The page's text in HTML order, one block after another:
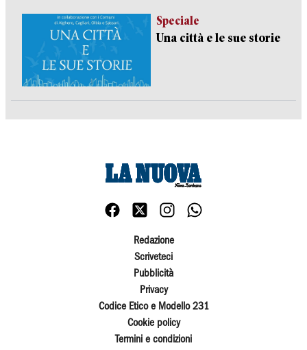
Speciale
Una città e le sue storie
Redazione
Scriveteci
Pubblicità
Privacy
Codice Etico e Modello 231
Cookie policy
Termini e condizioni